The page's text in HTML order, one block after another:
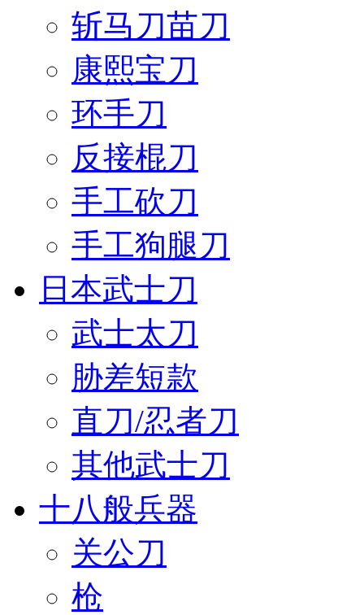
斩马刀苗刀
康熙宝刀
环手刀
反接棍刀
手工砍刀
手工狗腿刀
日本武士刀
武士太刀
胁差短款
直刀/忍者刀
其他武士刀
十八般兵器
关公刀
枪